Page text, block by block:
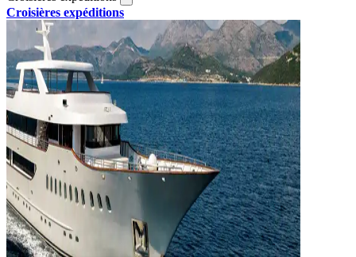
Croisières expéditions